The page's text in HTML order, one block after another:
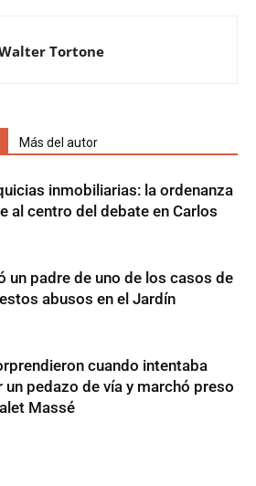
Tortone
Más del autor
inmobiliarias: la ordenanza
al centro del debate en Carlos
un padre de uno de los casos de
abusos en el Jardín
cuando intentaba
un pedazo de vía y marchó preso
Massé